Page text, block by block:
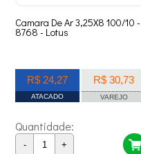
Camara De Ar 3,25X8 100/10 -
8768 - Lotus
R$ 24,27
ATACADO
R$ 30,73
VAREJO
Quantidade:
- +